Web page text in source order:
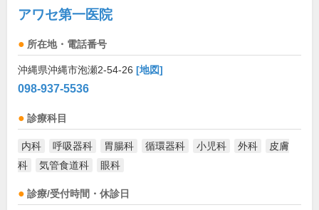
アワセ第一医院
所在地・電話番号
沖縄県沖縄市泡瀬2-54-26 [地図]
098-937-5536
診療科目
内科 呼吸器科 胃腸科 循環器科 小児科 外科
皮膚
科
気管食道科 眼科
診療/受付時間・休診日